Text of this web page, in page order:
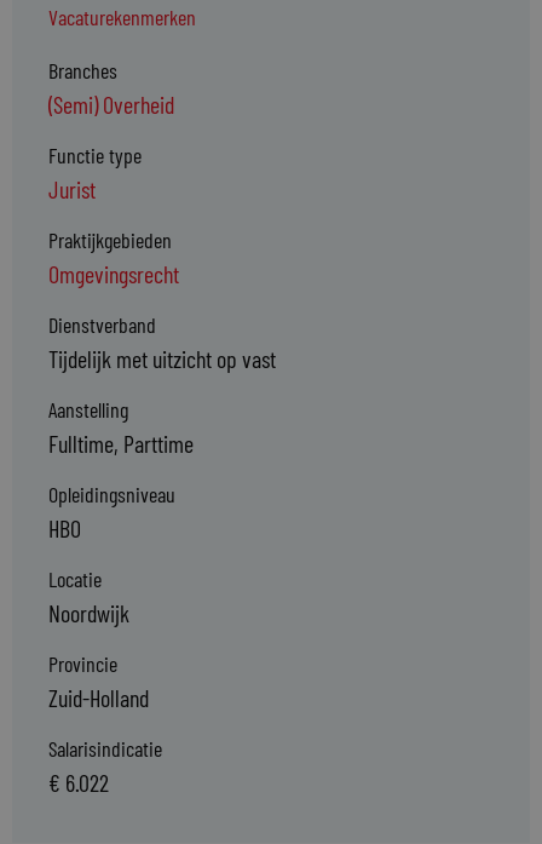
Vacaturekenmerken
Branches
(Semi) Overheid
Functie type
Jurist
Praktijkgebieden
Omgevingsrecht
Dienstverband
Tijdelijk met uitzicht op vast
Aanstelling
Fulltime, Parttime
Opleidingsniveau
HBO
Locatie
Noordwijk
Provincie
Zuid-Holland
Salarisindicatie
€ 6.022